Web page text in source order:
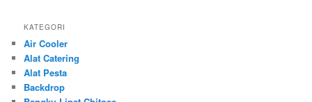
KATEGORI
Air Cooler
Alat Catering
Alat Pesta
Backdrop